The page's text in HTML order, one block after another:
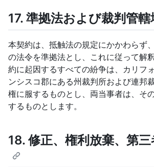
17. 準拠法および裁判管轄
本契約は、抵触法の規定にかかわらず
の法令を準拠法とし、これに従って解
約に起因するすべての紛争は、カリフ
ンシスコ郡にある州裁判所および連邦
権に服するものとし、両当事者は、そ
するものとします。
18. 修正、権利放棄、第